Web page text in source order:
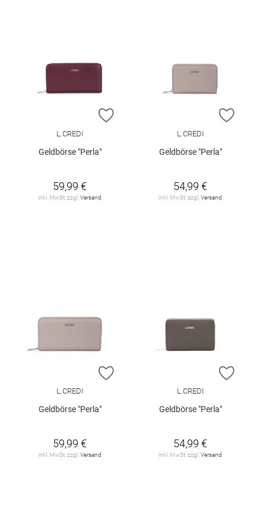
ZUR WUNSCHLISTE HINZUFÜGEN
L.CREDI
Geldbörse "Perla"
59,99 €
inkl. MwSt. zzgl. Versand
ZUR
L.CREDI
Geldbörse "Perla"
54,99 €
inkl. MwSt. zzgl. Versand
ZUR WUNSCHLISTE HINZUFÜGEN
L.CREDI
Geldbörse "Perla"
59,99 €
inkl. MwSt. zzgl.Versand
ZUR
L.CREDI
Geldbörse "Perla"
54,99 €
inkl. MwSt. zzgl.Versand